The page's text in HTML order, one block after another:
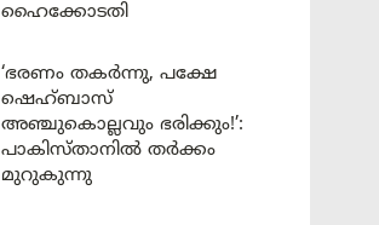
ഹൈക്കോടതി
‘ഭരണം തകർന്നു, പക്ഷേ
ഷെഹ്ബാസ്
അഞ്ചുകൊല്ലവും ഭരിക്കും!’:
പാകിസ്താനിൽ തർക്കം
മുറുകുന്നു